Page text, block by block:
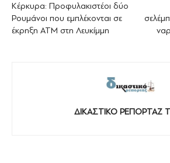
Κέρκυρα: Προφυλακιστέοι δύο
Ρουμάνοι που εμπλέκονται σε
έκρηξη ΑΤΜ στη Λευκίμμη
ΔΙΚΑΣΤΙΚΟ ΡΕΠΟΡΤΑΖ